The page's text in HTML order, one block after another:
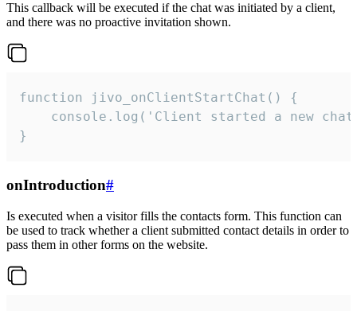
This callback will be executed if the chat was initiated by a client,
and there was no proactive invitation shown.
function jivo_onClientStartChat() {
console.log('Client started a new
}
onIntroduction#
Is executed when a visitor fills the contacts form. This function can
be used to track whether a client submitted contact details in order to
pass them in other forms on the website.